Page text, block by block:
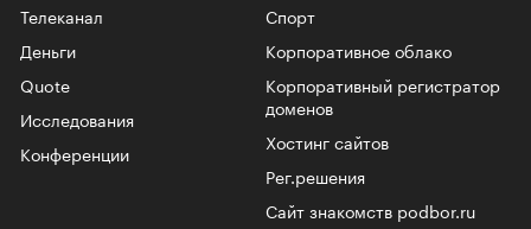
Телеканал
Спорт
Корпоративное облако
Корпоративный регистратор
доменов
Хостинг сайтов
Рег.решения
Сайт знакомств podbor.ru
Деньги
Quote
Исследования
Конференции